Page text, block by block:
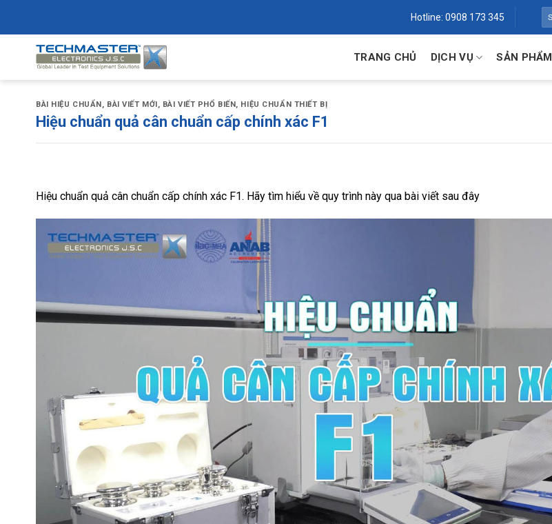
Hotline: 0908 173 345
TRANG CHỦ DỊCH VỤ SẢN PHẨM
BÀI HIỆU CHUẨN, BÀI VIẾT MỚI, BÀI VIẾT PHỔ BIẾN, HIỆU CHUẨN THIẾT BỊ
Hiệu chuẩn quả cân chuẩn cấp chính xác F1
Hiệu chuẩn quả cân chuẩn cấp chính xác F1. Hãy tìm hiểu về quy trình này qua bài viết sau đây